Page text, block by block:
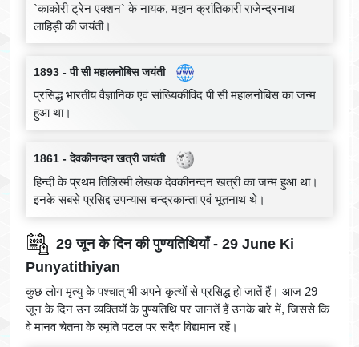
`काकोरी ट्रेन एक्शन` के नायक, महान क्रांतिकारी राजेन्द्रनाथ
लाहिड़ी की जयंती।
1893 - पी सी महालनोबिस जयंती
प्रसिद्ध भारतीय वैज्ञानिक एवं सांख्यिकीविद पी सी महालनोबिस का जन्म
हुआ था।
1861 - देवकीनन्दन खत्री जयंती
हिन्दी के प्रथम तिलिस्मी लेखक देवकीनन्दन खत्री का जन्म हुआ था।
इनके सबसे प्रसिद्द उपन्यास चन्द्रकान्ता एवं भूतनाथ थे।
29 जून के दिन की पुण्यतिथियाँ - 29 June Ki
Punyatithiyan
कुछ लोग मृत्यु के पश्चात् भी अपने कृत्यों से प्रसिद्ध हो जातें हैं। आज 29
जून के दिन उन व्यक्तियों के पुण्यतिथि पर जानतें हैं उनके बारे में, जिससे कि
वे मानव चेतना के स्मृति पटल पर सदैव विद्यमान रहें।